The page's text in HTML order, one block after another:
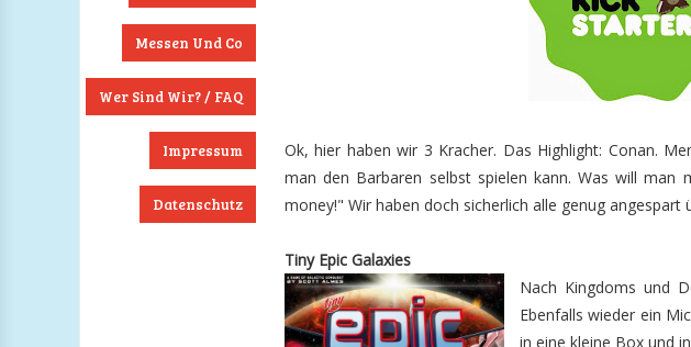
Messen Und Co
Wer Sind Wir? / FAQ
Impressum
Datenschutz
Ok, hier haben wir 3 Kracher. Das Highlight: Conan.
man den Barbaren selbst spielen kann. Was will
money!" Wir haben doch sicherlich alle genug angespart
Tiny Epic Galaxies
Nach Kingdoms und
Ebenfalls wieder ein
in eine kleine Box und
Instagram